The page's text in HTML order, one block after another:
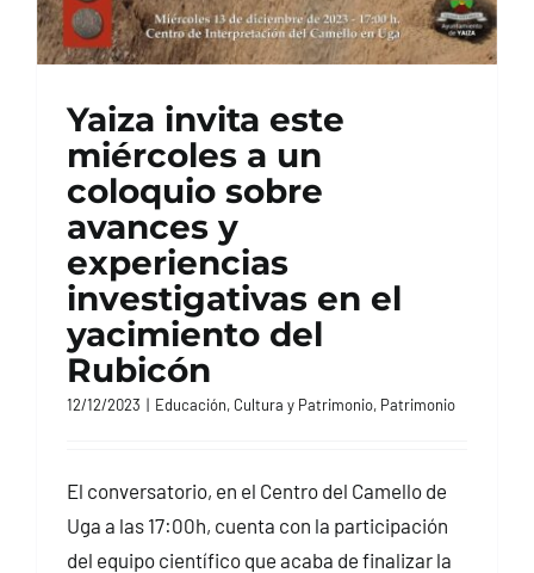
Yaiza invita este
miércoles a un
coloquio sobre
avances y
experiencias
investigativas en el
yacimiento del
Rubicón
12/12/2023 | Educación, Cultura y Patrimonio, Patrimonio
El conversatorio, en el Centro del Camello de
Uga a las 17:00h, cuenta con la participación
del equipo científico que acaba de finalizar la